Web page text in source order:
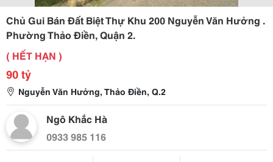
Chủ Gui Bán Đất Biệt Thự Khu 200 Nguyễn Văn Hưởng .
Phường Thảo Điền, Quận 2.
( HẾT HẠN )
90 tỷ
Nguyễn Văn Hưởng, Thảo Điền, Q.2
Ngô Khắc Hà
0933 985 116